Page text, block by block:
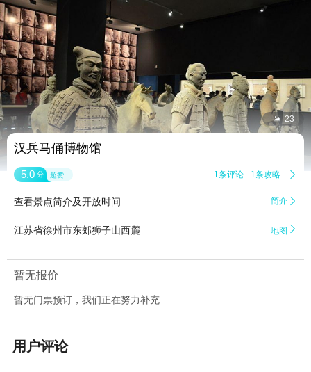
 23
汉兵马俑博物馆
5.0 分 超赞 1条评论 1条攻略 
查看景点简介及开放时间 简介 
江苏省徐州市东郊狮子山西麓 地图 
暂无报价
暂无门票预订，我们正在努力补充
用户评论
